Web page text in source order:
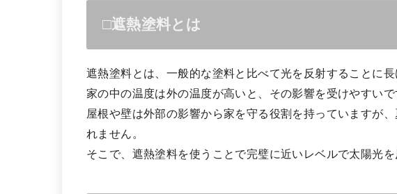
□遮熱塗料とは
遮熱塗料とは、一般的な塗料と比べて光を反射することに長
家の中の温度は外の温度が高いと、その影響を受けやすいで
屋根や壁は外部の影響から家を守る役割を持っていますが
れません。
そこで、遮熱塗料を使うことで完璧に近いレベルで太陽光